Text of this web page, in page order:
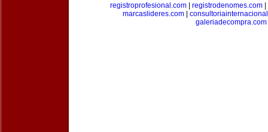
registroprofesional.com| registrodenomes.com|
marcaslideres.com
galeriadecompra.com